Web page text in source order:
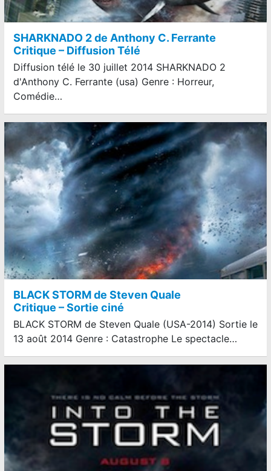
SHARKNADO 2 de Anthony C. Ferrante
Critique – Diffusion Télé
Diffusion télé le 30 juillet 2014 SHARKNADO 2
d'Anthony C. Ferrante (usa) Genre : Horreur,
Comédie…
BLACK STORM de Steven Quale
Critique – Sortie ciné
BLACK STORM de Steven Quale (USA-2014) Sortie le
13 août 2014 Genre : Catastrophe Le spectacle…